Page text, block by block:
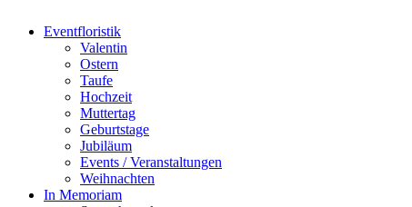
Eventfloristik
Valentin
Ostern
Taufe
Hochzeit
Muttertag
Geburtstage
Jubiläum
Events / Veranstaltungen
Weihnachten
In Memoriam